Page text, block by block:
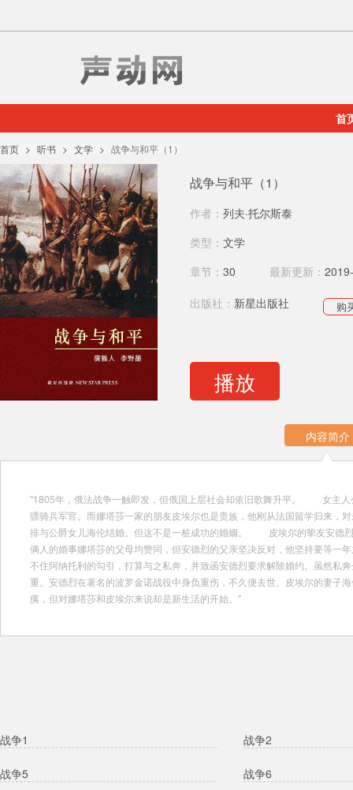
首
首页 听书 文学 战争与和平（1）
战争与和平（1）
作者： 列夫·托尔斯泰
类型： 文学
章节： 30 最新更新：
出版社： 新星出版社 购
播放
内容简介
"1805年，俄法战争一触即发，但俄国上层社会却依旧歌舞升平。 女主人
骠骑兵军官。而娜塔莎一家的朋友皮埃尔也是贵族，他刚从法国留学归来，
排与公爵女儿海伦结婚。但这不是一桩成功的婚姻。 皮埃尔的挚友安德
俩人的婚事娜塔莎的父母均赞同，但安德烈的父亲坚决反对，他坚持要等
不住阿纳托利的勾引，打算与之私奔，并致函安德烈要求解除婚约。虽然
重。安德烈在著名的波罗金诺战役中身负重伤，不久便去世。皮埃尔的妻
痍，但对娜塔莎和皮埃尔来说却是新生活的开始。"
战争1 战争2
战争5 战争6